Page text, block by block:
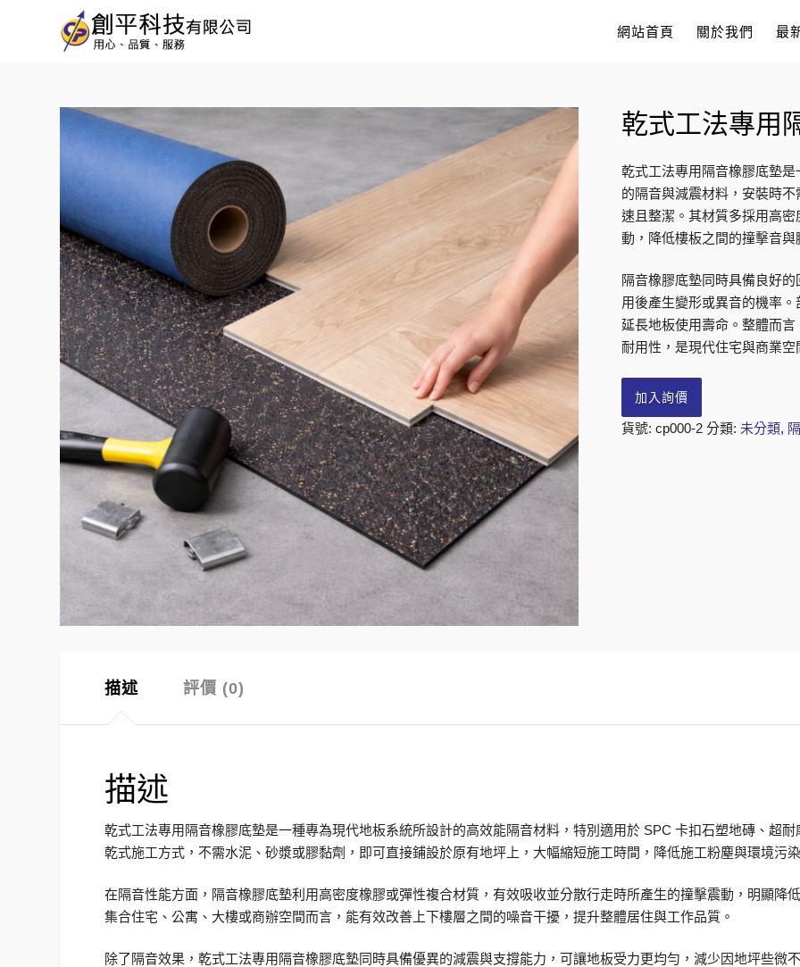
科
技
公
司
網站首頁 關於我們 最
乾式工法專用
乾式工法專用隔音橡膠底墊
的隔音與減震材料，安裝時
速且整潔。其材質多採用高
動，降低樓板之間的撞擊音
隔音橡膠底墊同時具備良好
用後產生變形或異音的機率
延長地板使用壽命。整體而
耐用性，是現代住宅與商業
加入詢價
貨號:cp000-2 分類: 未分類,
描述 評價 (0)
描述
乾式工法專用隔音橡膠底墊是一種專為現代地板系統所設計的高效能隔音材料，特別適用於 SPC 卡扣石塑地磚、超
乾式施工方式，不需水泥、砂漿或膠黏劑，即可直接鋪設於原有地坪上，大幅縮短施工時間，降低施工粉塵與環境污
在隔音性能方面，隔音橡膠底墊利用高密度橡膠或彈性複合材質，有效吸收並分散行走時所產生的撞擊震動，明顯降
集合住宅、公寓、大樓或商辦空間而言，能有效改善上下樓層之間的噪音干擾，提升整體居住與工作品質。
除了隔音效果，乾式工法專用隔音橡膠底墊同時具備優異的減震與支撐能力，可讓地板受力更均勻，減少因地坪些微